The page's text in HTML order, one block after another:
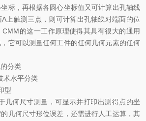
标，再根据各圆心坐标值又可计算出孔轴线
上触测三点，则可计算出孔轴线对端面的位
的这一工作原理使得其具有很大的通用
它可以测量任何工件的任何几何元素的任何
分类
水平分类
型
何尺寸测量，可显示并打印出测得点的坐
几何尺寸形位误差，还需进行人工运算，其